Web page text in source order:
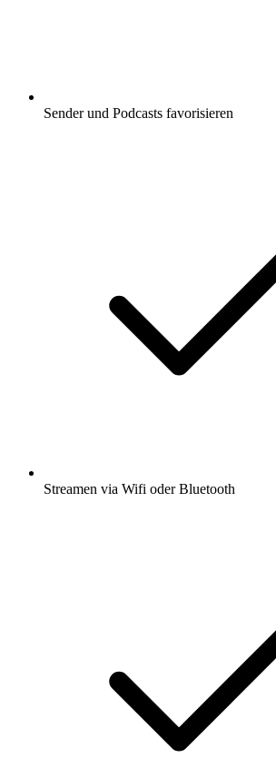
Sender und Podcasts favorisieren
Streamen via Wifi oder Bluetooth